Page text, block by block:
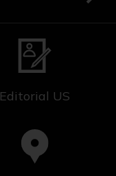
Editorial US